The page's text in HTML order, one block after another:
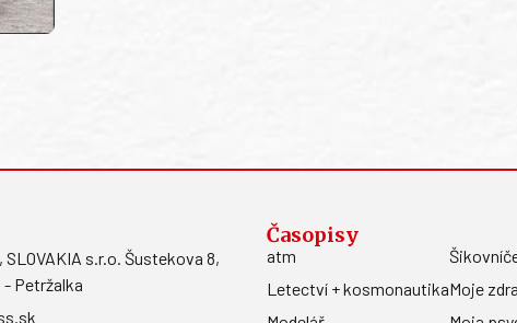
SLOVAKIA s.r.o. Šustekova 8,
- Petržalka
Časopisy
atm
Letectví + kosmonautikaMoje